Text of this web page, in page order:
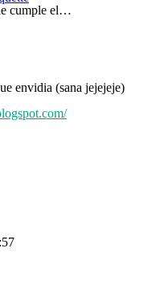
cumple el…
envidia (sana jejejeje)